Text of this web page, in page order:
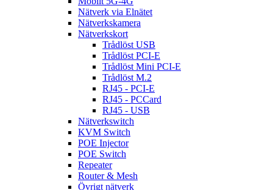
Nätverk via Elnätet
Nätverkskamera
Nätverkskort
Trådlöst USB
Trådlöst PCI-E
Trådlöst Mini PCI-E
Trådlöst M.2
RJ45 - PCI-E
RJ45 - PCCard
RJ45 - USB
Nätverkswitch
KVM Switch
POE Injector
POE Switch
Repeater
Router & Mesh
Övrigt nätverk